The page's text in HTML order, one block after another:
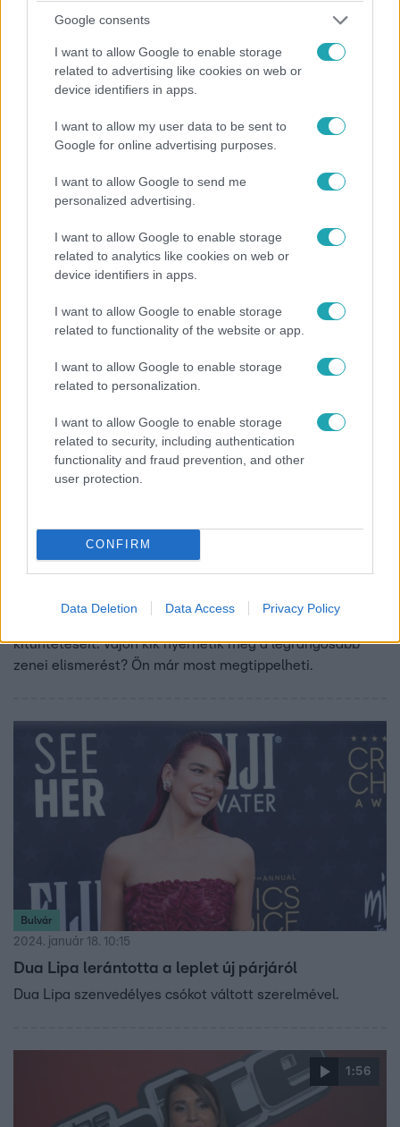
Google consents
I want to allow Google to enable storage
related to advertising like cookies on web or
device identifiers in apps.
I want to allow my user data to be sent to
Google for online advertising purposes.
I want to allow Google to send me
personalized advertising.
I want to allow Google to enable storage
related to analytics like cookies on web or
device identifiers in apps.
I want to allow Google to enable storage
related to functionality of the website or app.
I want to allow Google to enable storage
related to personalization.
I want to allow Google to enable storage
related to security, including authentication
functionality and fraud prevention, and other
user protection.
CONFIRM
Data Deletion Data Access Privacy Policy
A vörös különböző árnyalataiban hódítottak a
sztárok a BAFTA-gálán
A 2024-es BAFTA-díjátadón ismét lenyűgöző ruhákban
jelentek meg a világsztárok. A brit Oscarnak is nevezett
ünnepségen jobbára vörös ruhakölteményekben
kitüntetéseit. Vajon kik nyerhetik meg a legrangosabb
zenei elismerést? Ön már most megtippelheti.
Bulvár
2024. január 18. 10:15
Dua Lipa lerántotta a leplet új párjáról
Dua Lipa szenvedélyes csókot váltott szerelmével.
1:56